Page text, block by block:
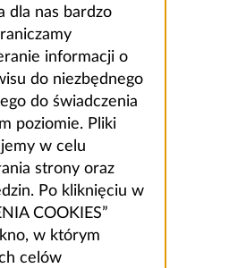
dla nas bardzo
informacji o
do niezbędnego
do świadczenia
poziomie. Pliki
w celu
strony oraz
Po kliknięciu w
COOKIES”
w którym
celów